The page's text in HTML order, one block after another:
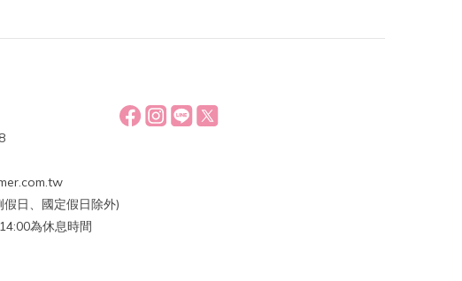
日、國定假日除外)
為休息時間